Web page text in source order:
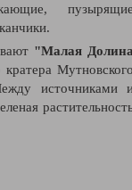
"Малая
источниками